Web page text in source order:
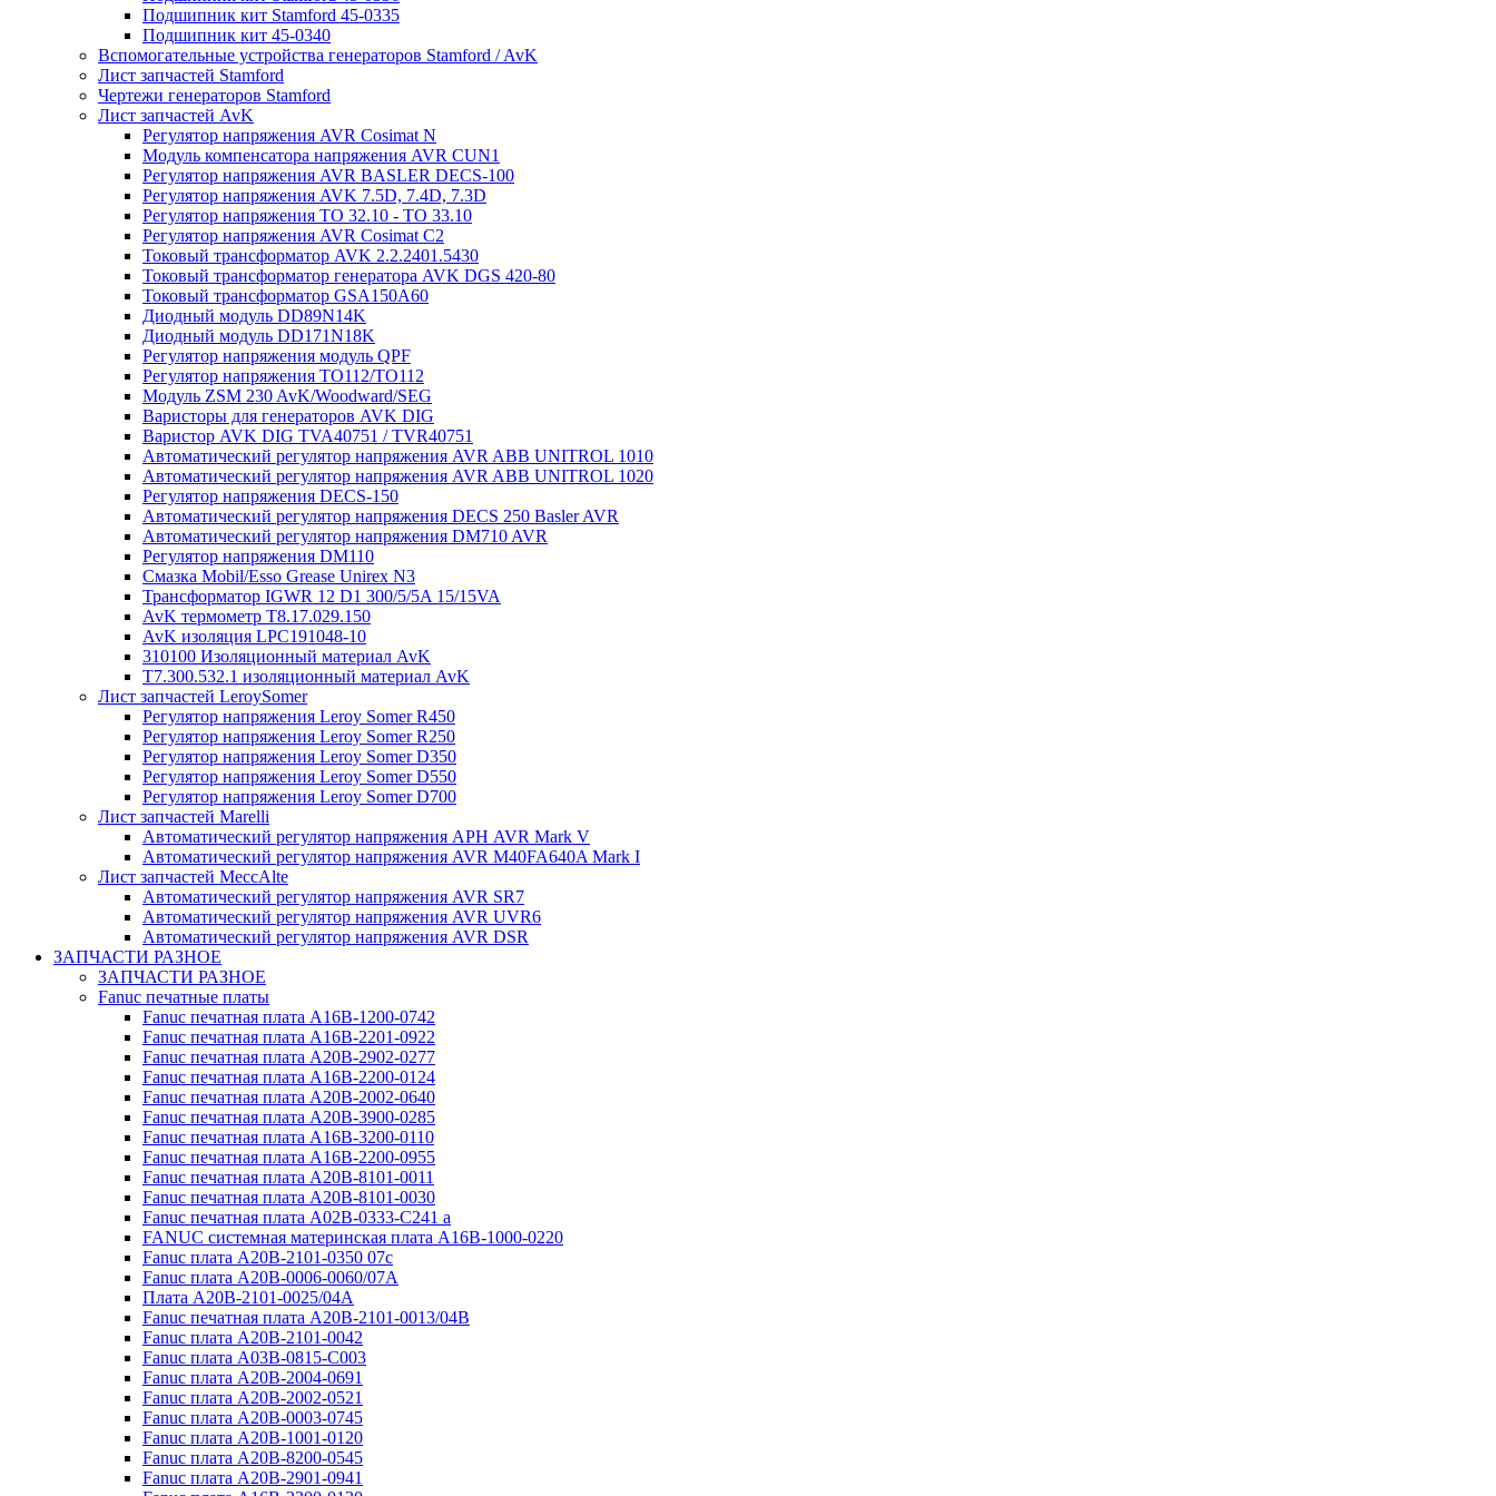
Подшипник кит Stamford 45-0335
Подшипник кит 45-0340
Вспомогательные устройства генераторов Stamford / AvK
Лист запчастей Stamford
Чертежи генераторов Stamford
Лист запчастей AvK
Регулятор напряжения AVR Cosimat N
Модуль компенсатора напряжения AVR CUN1
Регулятор напряжения AVR BASLER DECS-100
Регулятор напряжения AVK 7.5D, 7.4D, 7.3D
Регулятор напряжения TO 32.10 - TO 33.10
Регулятор напряжения AVR Cosimat C2
Токовый трансформатор AVK 2.2.2401.5430
Токовый трансформатор генератора AVK DGS 420-80
Токовый трансформатор GSA150A60
Диодный модуль DD89N14K
Диодный модуль DD171N18K
Регулятор напряжения модуль QPF
Регулятор напряжения ТО112/TO112
Модуль ZSM 230 AvK/Woodward/SEG
Варисторы для генераторов AVK DIG
Варистор AVK DIG TVA40751 / TVR40751
Автоматический регулятор напряжения AVR ABB UNITROL 1010
Автоматический регулятор напряжения AVR ABB UNITROL 1020
Регулятор напряжения DECS-150
Автоматический регулятор напряжения DECS 250 Basler AVR
Автоматический регулятор напряжения DM710 AVR
Регулятор напряжения DM110
Смазка Mobil/Esso Grease Unirex N3
Трансформатор IGWR 12 D1 300/5/5A 15/15VA
AvK термометр T8.17.029.150
AvK изоляция LPC191048-10
310100 Изоляционный материал AvK
T7.300.532.1 изоляционный материал AvK
Лист запчастей LeroySomer
Регулятор напряжения Leroy Somer R450
Регулятор напряжения Leroy Somer R250
Регулятор напряжения Leroy Somer D350
Регулятор напряжения Leroy Somer D550
Регулятор напряжения Leroy Somer D700
Лист запчастей Marelli
Автоматический регулятор напряжения АРН AVR Mark V
Автоматический регулятор напряжения AVR M40FA640A Mark I
Лист запчастей MeccAlte
Автоматический регулятор напряжения AVR SR7
Автоматический регулятор напряжения AVR UVR6
Автоматический регулятор напряжения AVR DSR
ЗАПЧАСТИ РАЗНОЕ
ЗАПЧАСТИ РАЗНОЕ
Fanuc печатные платы
Fanuc печатная плата A16B-1200-0742
Fanuc печатная плата A16B-2201-0922
Fanuc печатная плата A20B-2902-0277
Fanuc печатная плата A16B-2200-0124
Fanuc печатная плата A20B-2002-0640
Fanuc печатная плата A20B-3900-0285
Fanuc печатная плата A16B-3200-0110
Fanuc печатная плата A16B-2200-0955
Fanuc печатная плата A20B-8101-0011
Fanuc печатная плата A20B-8101-0030
Fanuc печатная плата A02B-0333-C241 a
FANUC системная материнская плата A16B-1000-0220
Fanuc плата A20B-2101-0350 07c
Fanuc плата A20B-0006-0060/07A
Плата A20B-2101-0025/04A
Fanuc печатная плата A20B-2101-0013/04B
Fanuc плата A20B-2101-0042
Fanuc плата A03B-0815-C003
Fanuc плата A20B-2004-0691
Fanuc плата A20B-2002-0521
Fanuc плата A20B-0003-0745
Fanuc плата A20B-1001-0120
Fanuc плата A20B-8200-0545
Fanuc плата A20B-2901-0941